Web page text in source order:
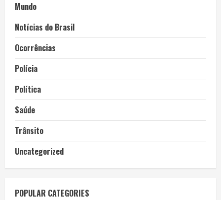
Mundo
Notícias do Brasil
Ocorrências
Polícia
Política
Saúde
Trânsito
Uncategorized
POPULAR CATEGORIES